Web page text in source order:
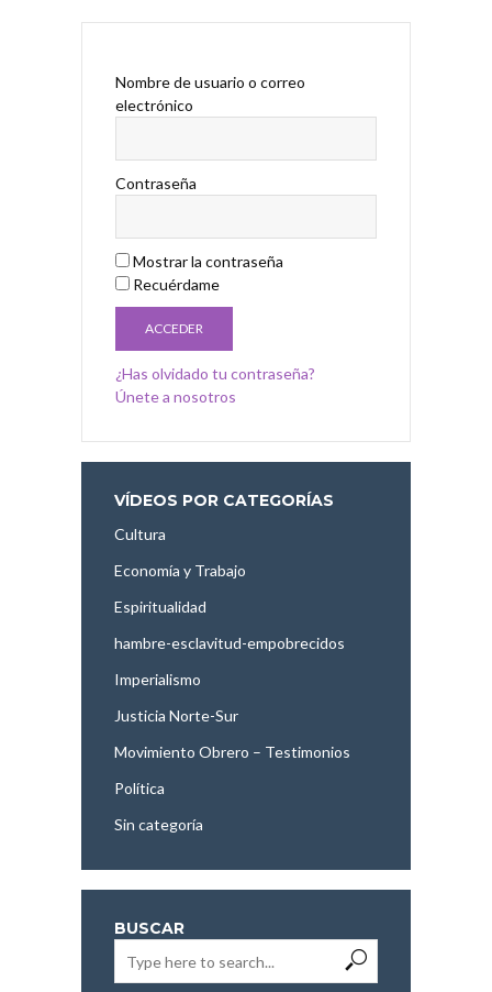
Nombre de usuario o correo
electrónico
Contraseña
Mostrar la contraseña
Recuérdame
¿Has olvidado tu contraseña?
Únete a nosotros
VÍDEOS POR CATEGORÍAS
Cultura
Economía y Trabajo
Espiritualidad
hambre-esclavitud-empobrecidos
Imperialismo
Justicia Norte-Sur
Movimiento Obrero – Testimonios
Política
Sin categoría
BUSCAR